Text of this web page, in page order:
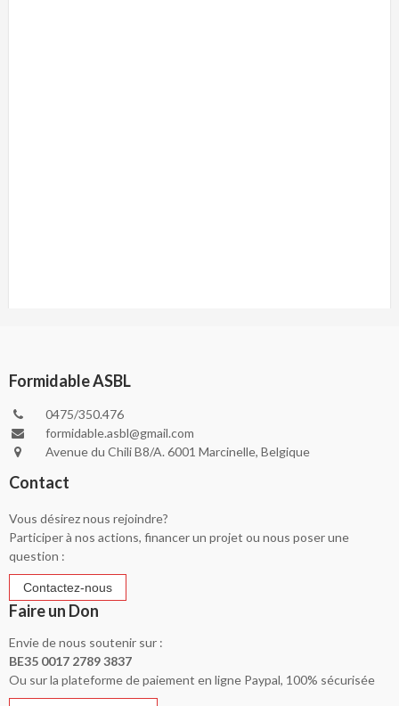
Formidable ASBL
0475/350.476
formidable.asbl@gmail.com
Avenue du Chili B8/A. 6001 Marcinelle, Belgique
Contact
Vous désirez nous rejoindre?
Participer à nos actions, financer un projet ou nous poser une
question :
Faire un Don
Envie de nous soutenir sur :
BE35 0017 2789 3837
Ou sur la plateforme de paiement en ligne Paypal, 100% sécurisée